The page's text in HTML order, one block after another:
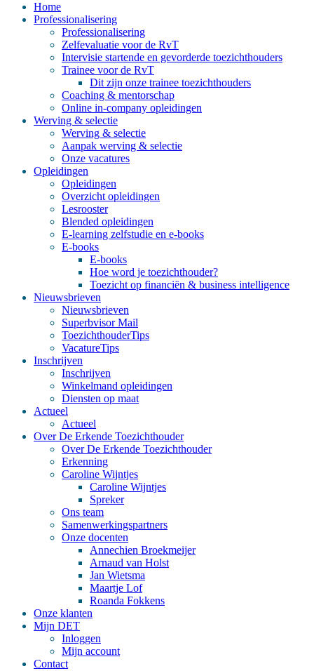
Home
Professionalisering
Professionalisering
Zelfevaluatie voor de RvT
Intervisie startende en gevorderde toezichthouders
Trainee voor de RvT
Dit zijn onze trainee toezichthouders
Coaching & mentorschap
Online in-company opleidingen
Werving & selectie
Werving & selectie
Aanpak werving & selectie
Onze vacatures
Opleidingen
Opleidingen
Overzicht opleidingen
Lesrooster
Blended opleidingen
E-learning zelfstudie en e-books
E-books
E-books
Hoe word je toezichthouder?
Toezicht op financiën & business intelligence
Nieuwsbrieven
Nieuwsbrieven
Superbvisor Mail
ToezichthouderTips
VacatureTips
Inschrijven
Inschrijven
Winkelmand opleidingen
Diensten op maat
Actueel
Actueel
Over De Erkende Toezichthouder
Over De Erkende Toezichthouder
Erkenning
Caroline Wijntjes
Caroline Wijntjes
Spreker
Ons team
Samenwerkingspartners
Onze docenten
Annechien Broekmeijer
Arnaud van Holst
Jan Wietsma
Maartje Lof
Roanda Fokkens
Onze klanten
Mijn DET
Inloggen
Mijn account
Contact